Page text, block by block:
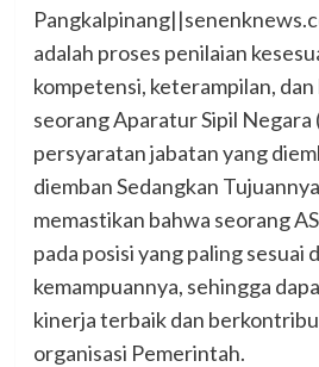
adalah proses penilaian
kompetensi, keterampilan,
seorang Aparatur Sipil Negara
persyaratan jabatan yang
diemban Sedangkan
memastikan bahwa seorang
pada posisi yang paling sesuai
kemampuannya, sehingga
kinerja terbaik dan
organisasi Pemerintah.